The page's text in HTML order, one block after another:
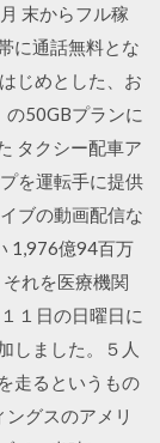
末からフル稼
に通話無料とな
じめとした、お
の50GBプランに
タクシー配車ア
を運転手に提供
ブの動画配信な
1,976億94百万
れを医療機関
１日の日曜日に
しました。５人
走るというもの
グスのアメリ